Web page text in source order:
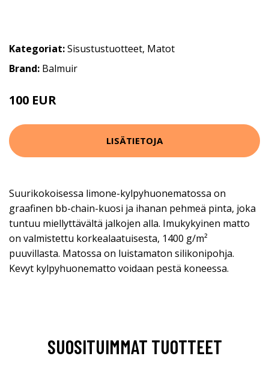
Kategoriat:Sisustustuotteet, Matot
Brand: Balmuir
100 EUR
LISÄTIETOJA
Suurikokoisessa limone-kylpyhuonematossa on
graafinen bb-chain-kuosi ja ihanan pehmeä pinta, joka
tuntuu miellyttävältä jalkojen alla. Imukykyinen matto
on valmistettu korkealaatuisesta, 1400 g/m²
puuvillasta. Matossa on luistamaton silikonipohja.
Kevyt kylpyhuonematto voidaan pestä koneessa.
SUOSITUIMMAT TUOTTEET